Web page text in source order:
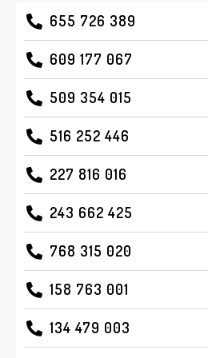
655 726 389
609 177 067
509 354 015
516 252 446
227 816 016
243 662 425
768 315 020
158 763 001
134 479 003